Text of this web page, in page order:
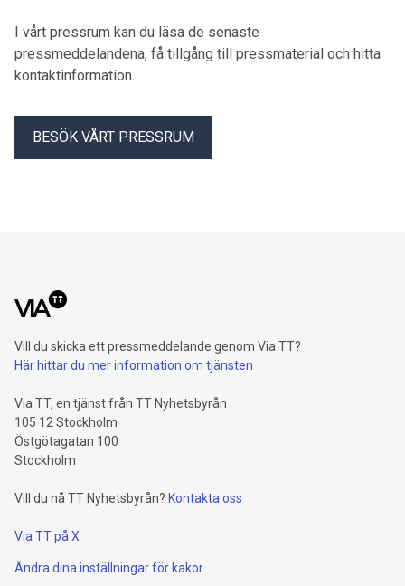
vägar till skydd.
I vårt pressrum kan du läsa de senaste
pressmeddelandena, få tillgång till pressmaterial och hitta
kontaktinformation.
BESÖK VÅRT PRESSRUM
Vill du skicka ett pressmeddelande genom Via TT?
Här hittar du mer information om tjänsten
Via TT, en tjänst från TT Nyhetsbyrån
105 12 Stockholm
Östgötagatan 100
Stockholm
Vill du nå TT Nyhetsbyrån? Kontakta oss
Via TT på X
Ändra dina inställningar för kakor